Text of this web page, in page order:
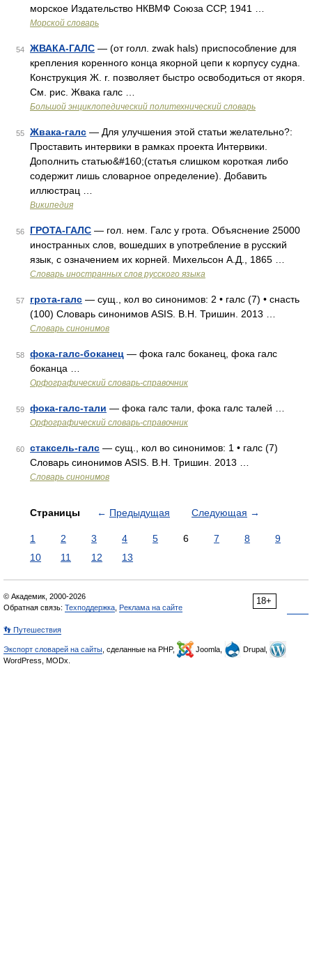
морское Издательство НКВМФ Союза ССР, 1941 …
Морской словарь
54 ЖВАКА-ГАЛС — (от голл. zwak hals) приспособление для
крепления коренного конца якорной цепи к корпусу судна.
Конструкция Ж. r. позволяет быстро освободиться от якоря.
См. рис. Жвака галс …
Большой энциклопедический политехнический словарь
55 Жвака-галс — Для улучшения этой статьи желательно?:
Проставить интервики в рамках проекта Интервики.
Дополнить статью&#160;(статья слишком короткая либо
содержит лишь словарное определение). Добавить
иллюстрац …
Википедия
56 ГРОТА-ГАЛС — гол. нем. Галс у грота. Объяснение 25000
иностранных слов, вошедших в употребление в русский
язык, с означением их корней. Михельсон А.Д., 1865 …
Словарь иностранных слов русского языка
57 грота-галс — сущ., кол во синонимов: 2 • галс (7) • снасть
(100) Словарь синонимов ASIS. В.Н. Тришин. 2013 …
Словарь синонимов
58 фока-галс-боканец — фока галс боканец, фока галс
боканца …
Орфографический словарь-справочник
59 фока-галс-тали — фока галс тали, фока галс талей …
Орфографический словарь-справочник
60 стаксель-галс — сущ., кол во синонимов: 1 • галс (7)
Словарь синонимов ASIS. В.Н. Тришин. 2013 …
Словарь синонимов
Страницы ← Предыдущая Следующая →
1 2 3 4 5 6 7 8
9
10
11 12 13
18+
© Академик, 2000-2026
Обратная связь: Техподдержка Реклама на сайте
👣 Путешествия
Экспорт словарей на сайты , сделанные на PHP, Joomla,
Drupal,
WordPress, MODx.